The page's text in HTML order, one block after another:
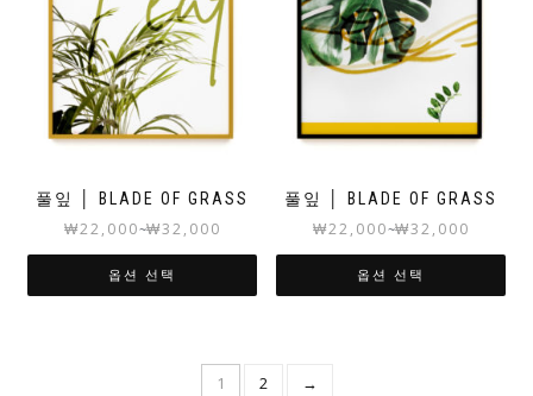
풀잎 │ BLADE OF GRASS
₩22,000~₩32,000
옵션 선택
풀잎 │ BLADE OF GRASS
₩22,000~₩32,000
옵션 선택
1 2 →